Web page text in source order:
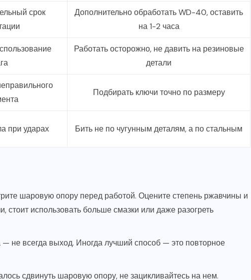
срок
Дополнительно обработать WD-40, оставить
на 1-2 часа
Работать осторожно, не давить на резиновые
детали
Подбирать ключи точно по размеру
при ударах Бить не по чугунным деталям, а по стальным
шаровую опору перед работой. Оцените степень ржавчины и
стоит использовать больше смазки или даже разогреть
не всегда выход. Иногда лучший способ — это повторное
сдвинуть шаровую опору, не зацикливайтесь на нем.